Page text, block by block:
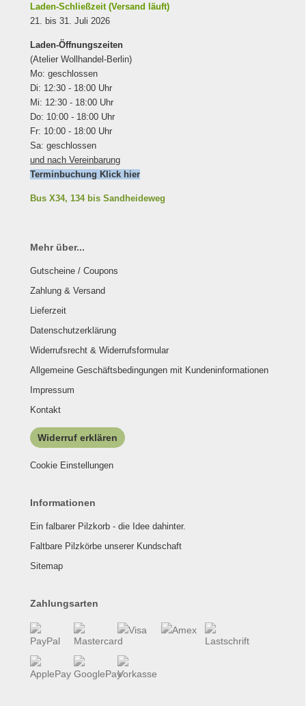
Laden-Schließzeit (Versand läuft)
21. bis 31. Juli 2026
Laden-Öffnungszeiten
(Atelier Wollhandel-Berlin)
Mo: geschlossen
Di: 12:30 - 18:00 Uhr
Mi: 12:30 - 18:00 Uhr
Do: 10:00 - 18:00 Uhr
Fr: 10:00 - 18:00 Uhr
Sa: geschlossen
und nach Vereinbarung
Terminbuchung Klick hier
Bus X34, 134 bis Sandheideweg
Mehr über...
Gutscheine / Coupons
Zahlung & Versand
Lieferzeit
Datenschutzerklärung
Widerrufsrecht & Widerrufsformular
Allgemeine Geschäftsbedingungen mit Kundeninformationen
Impressum
Kontakt
Widerruf erklären
Cookie Einstellungen
Informationen
Ein falbarer Pilzkorb - die Idee dahinter.
Faltbare Pilzkörbe unserer Kundschaft
Sitemap
Zahlungsarten